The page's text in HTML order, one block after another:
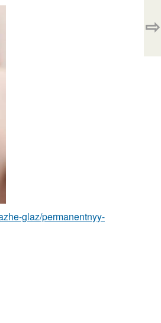
glaz/permanentnyy-
⇨